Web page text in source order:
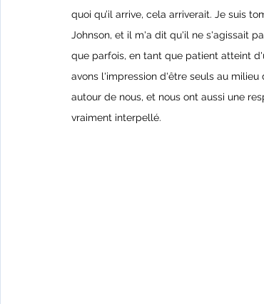
quoi qu’il arrive, cela arriverait. Je suis
Johnson, et il m'a dit qu'il ne s'agissait
que parfois, en tant que patient atteint
avons l'impression d'être seuls au
autour de nous, et nous ont aussi une
vraiment interpellé.